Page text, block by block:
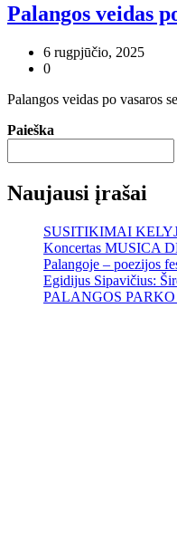
Palangos veidas
6 rugpjūčio, 2025
0
Palangos veidas po vasaros
Paieška
Naujausi įrašai
SUSITIKIMAI
Koncertas MUSICA
Palangoje – poezijos
Egidijus Sipavičius:
PALANGOS